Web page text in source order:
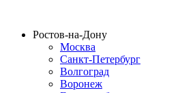
Ростов-на-Дону
Москва
Санкт-Петербург
Волгоград
Воронеж